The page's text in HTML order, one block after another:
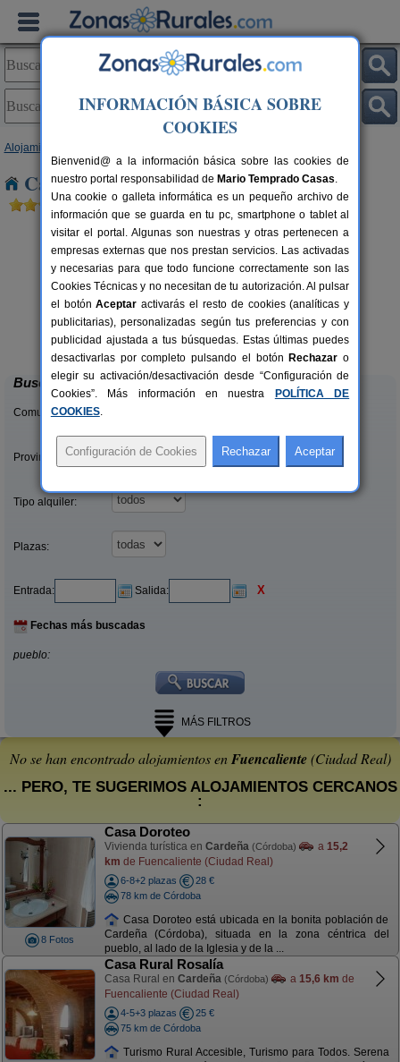
Alojamientos
Casas Rurales cerca de Fuencaliente
8+4 pers.
desde20 €
Casa Rural Crisalva
Granatula de Calatrava (Ciudad Real)
Buscar
Comunidades:
Provincias/Islas:
Tipo alquiler:
Plazas:
Entrada: Salida: X
Fechas más buscadas
pueblo:
MÁS FILTROS
No se han encontrado alojamientos enFuencaliente(Ciudad Real)
... PERO, TE SUGERIMOS ALOJAMIENTOS CERCANOS
:
8 Fotos
Casa Doroteo
Vivienda turística en Cardeña (Córdoba) a 15,2
km de Fuencaliente (Ciudad Real)
6-8+2 plazas
28 €
78 km de Córdoba
Casa Doroteo está ubicada en la bonita población de
Cardeña (Córdoba), situada en la zona céntrica del
pueblo, al lado de la Iglesia y de la ...
Casa Rural Rosalía
Casa Rural en Cardeña (Córdoba) a 15,6 km de
Fuencaliente (Ciudad Real)
4-5+3 plazas
25 €
75 km de Córdoba
Turismo Rural Accesible, Turismo para Todos. Serena
INFORMACIÓN BÁSICA SOBRE
COOKIES
Bienvenid@ a la información básica sobre las cookies de
nuestro portal responsabilidad de Mario Temprado Casas.
Una cookie o galleta informática es un pequeño archivo de
información que se guarda en tu pc, smartphone o tablet al
visitar el portal. Algunas son nuestras y otras pertenecen a
empresas externas que nos prestan servicios. Las activadas
y necesarias para que todo funcione correctamente son las
Cookies Técnicas y no necesitan de tu autorización. Al pulsar
el botónAceptar activarás el resto de cookies (analíticas y
publicitarias), personalizadas según tus preferencias y con
publicidad ajustada a tus búsquedas. Estas últimas puedes
desactivarlas por completo pulsando el botón Rechazar o
elegir su activación/desactivación desde “Configuración de
Cookies”. Más información en nuestra
POLÍTICA DE
COOKIES.